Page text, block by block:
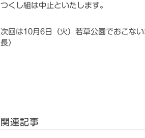
つくし組は中止といたします。
次回は10月6日（火）若草公園でおこな
長）
関連記事